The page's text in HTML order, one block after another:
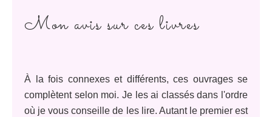
Mon avis sur ces livres
À la fois connexes et différents, ces ouvrages se
complètent selon moi. Je les ai classés dans l'ordre
où je vous conseille de les lire. Autant le premier est